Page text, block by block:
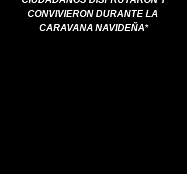
CONVIVIERON DURANTE LA
CARAVANA NAVIDEÑA*